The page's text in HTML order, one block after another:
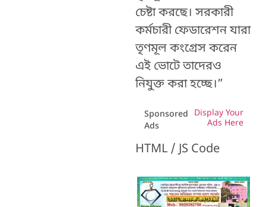
চেষ্টা করছে। সরকারী
কর্মচারী ফেডারেশন যারা
তৃণমূল কংগ্রেস করেন
এই ভোটে তাদেরও
নিযুক্ত করা হচ্ছে।”
Sponsored
Ads
Display Your
Ads Here
HTML / JS Code